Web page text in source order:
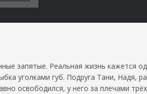
запятые. Реальная жизнь кажется
уголками губ. Подруга Тани, Надя,
освободился, у него за плечами